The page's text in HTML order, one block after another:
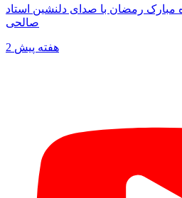
رمضان با صدای دلنشین استاد
صالحی
2 هفته پیش